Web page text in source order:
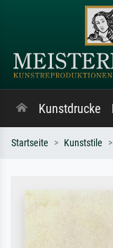
Kunstdrucke
Startseite Kunststile